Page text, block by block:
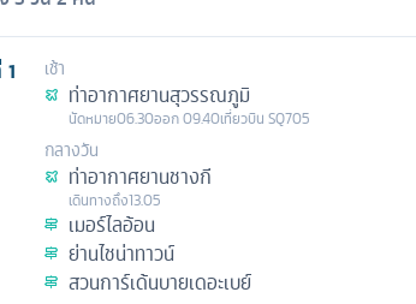
1 เช้า
ท่าอากาศยานสุวรรณภูมิ
นัดหมาย06.30ออก09.40เที่ยวบิน SQ705
กลางวัน
ท่าอากาศยานชางกี
เดินทางถึง13.05
เมอร์ไลอ้อน
ย่านไชน่าทาวน์
สวนการ์เด้นบายเดอะเบย์